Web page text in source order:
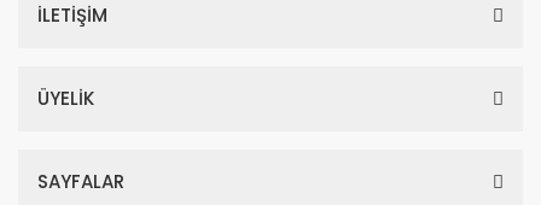
İLETİŞİM
ÜYELİK
SAYFALAR